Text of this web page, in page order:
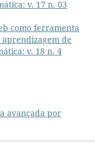
v. 17 n. 03
como ferramenta
aprendizagem de
v. 18 n. 4
avançada por